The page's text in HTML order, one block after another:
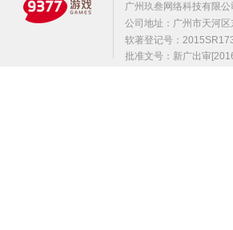
广州玖叁网络科技有限
公司地址：广州市天河
软著登记号：
批准文号：新广出审